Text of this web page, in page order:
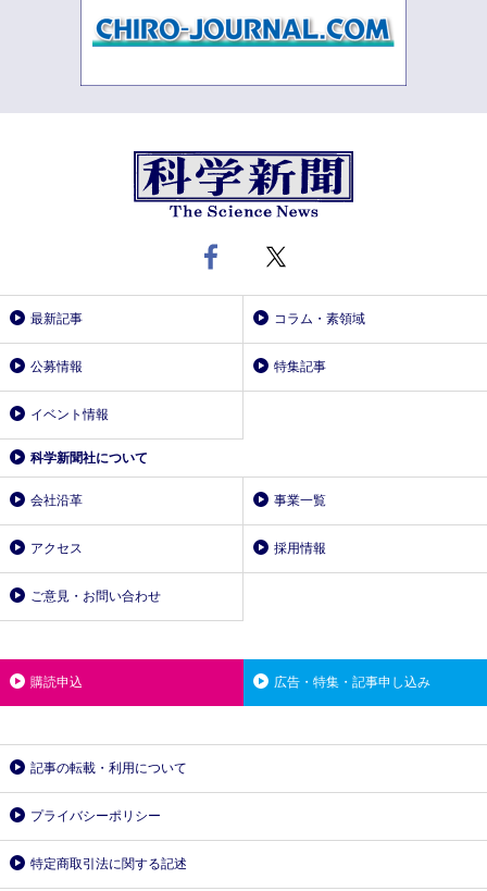
最新記事 コラム・素領域
公募情報 特集記事
イベント情報
科学新聞社について
会社沿革 事業一覧
アクセス 採用情報
ご意見・お問い合わせ
購読申込 広告・特集・記事申し込み
記事の転載・利用について
プライバシーポリシー
特定商取引法に関する記述